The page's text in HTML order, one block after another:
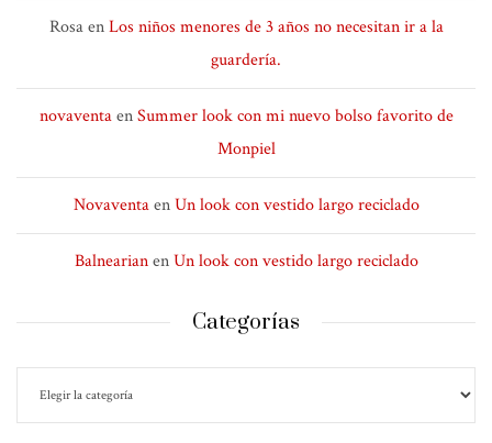
RosaenLos niños menores de 3 años no necesitan ir a la
guardería.
novaventaenSummer look con mi nuevo bolso favorito de
Monpiel
NovaventaenUn look con vestido largo reciclado
BalnearianenUn look con vestido largo reciclado
Categorías